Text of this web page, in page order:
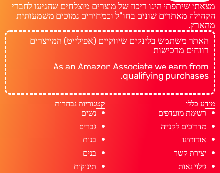
מצאתי שיתפתי הינו ריכוז של מוצרים מוצלחים שהגיעו לחברי
הקהילה מאתרים שונים בחו"ל ובמחירים נמוכים משמעותית
מהארץ.
האתר משתמש בלינקים שיווקיים (אפילייט) המייצרים
רווחים מרכישות
As an Amazon Associate we earn from
qualifying purchases.
מידע כללי
רשימת מועדפים
מדריכים לקנייה
אודותינו
יצירת קשר
גילוי נאות
קטגוריות נבחרות
נשים
גברים
בנות
בנים
תינוקות